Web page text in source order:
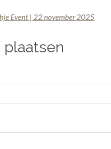
Event | 22 november 2025
plaatsen